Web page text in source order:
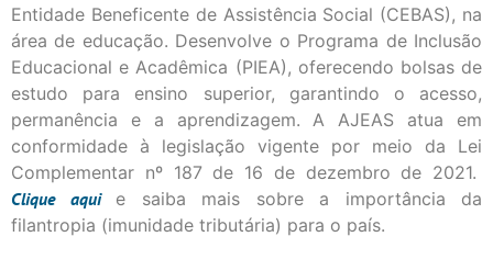
Entidade Beneficente de Assistência Social (CEBAS), na
área de educação. Desenvolve o Programa de Inclusão
Educacional e Acadêmica (PIEA), oferecendo bolsas de
estudo para ensino superior, garantindo o acesso,
permanência e a aprendizagem. A AJEAS atua em
conformidade à legislação vigente por meio da Lei
Complementar nº 187 de 16 de dezembro de 2021.
Cliqueaqui
e saiba mais sobre a importância da
filantropia (imunidade tributária) para o país.